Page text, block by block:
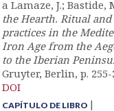
a Lamaze, J.; Bastide,
the Hearth. Ritual
practices in the
Iron Age from the
to the Iberian
Gruyter, Berlin, p. 255-
DOI
CAPÍTULO DE LIBRO |